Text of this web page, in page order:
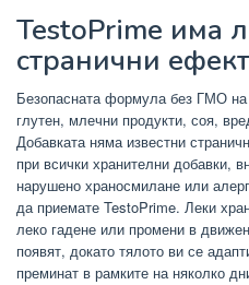
TestoPrime има
странични
Безопасната формула без ГМО
глутен, млечни продукти, соя,
Добавката няма известни
при всички хранителни добавки,
нарушено храносмилане или
да приемате TestoPrime. Леки
леко гадене или промени в
появят, докато тялото ви се
преминат в рамките на няколко